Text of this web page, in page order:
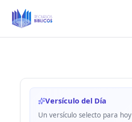
Versículo del Día
Un versículo selecto para hoy